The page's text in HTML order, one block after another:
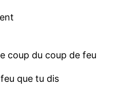
coup du coup de feu
que tu dis